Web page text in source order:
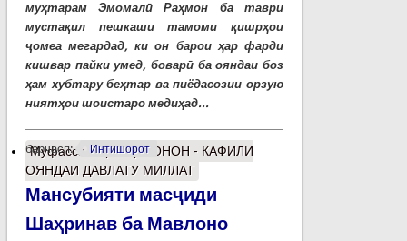
муҳтарам Эмомалӣ Раҳмон ба таври
мустақил пешкаши тамоми қишрҳои
ҷомеа мегардад, ки он барои ҳар фарди
кишвар пайки умед, боварӣ ба ояндаи боз
ҳам хубтару беҳтар ва пиёдасозии орзую
ниятҳои шоистаро медиҳад...
барчасп: Интишорот
Муфассалтаро ҶАВОНОН - КАФИЛИ
ОЯНДАИ ДАВЛАТУ МИЛЛАТ
Мансубияти масҷиди
Шаҳринав ба Мавлоно